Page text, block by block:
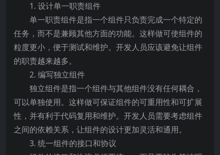
1. 设计单一职责组件
单一职责组件是指一个组件只负责完成一个特定的
任务，而不是兼顾其他方面的功能。这样做可使组件的
粒度更小，便于测试和维护。开发人员应该避免让组件
的职责越来越多。
2. 编写独立组件
独立组件是指一个组件与其他组件没有任何耦合，
可以单独使用。这样做可保证组件的可重用性和可扩展
性，并有利于代码复用和维护。开发人员需要考虑组件
之间的依赖关系，让组件的设计更加灵活和通用。
3. 统一组件的接口和协议